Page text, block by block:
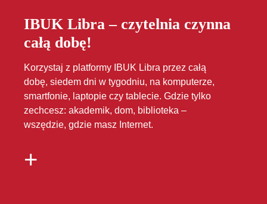
IBUK Libra – czytelnia czynna
całą dobę!
Korzystaj z platformy IBUK Libra przez całą
dobę, siedem dni w tygodniu, na komputerze,
smartfonie, laptopie czy tablecie. Gdzie tylko
zechcesz: akademik, dom, biblioteka –
wszędzie, gdzie masz Internet.
+